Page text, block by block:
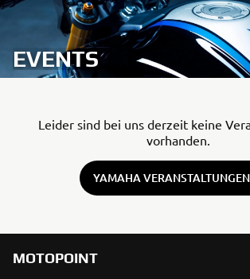
EVENTS
Leider sind bei uns derzeit keine
vorhanden.
YAMAHA VERANSTALTUNGEN
MOTOPOINT